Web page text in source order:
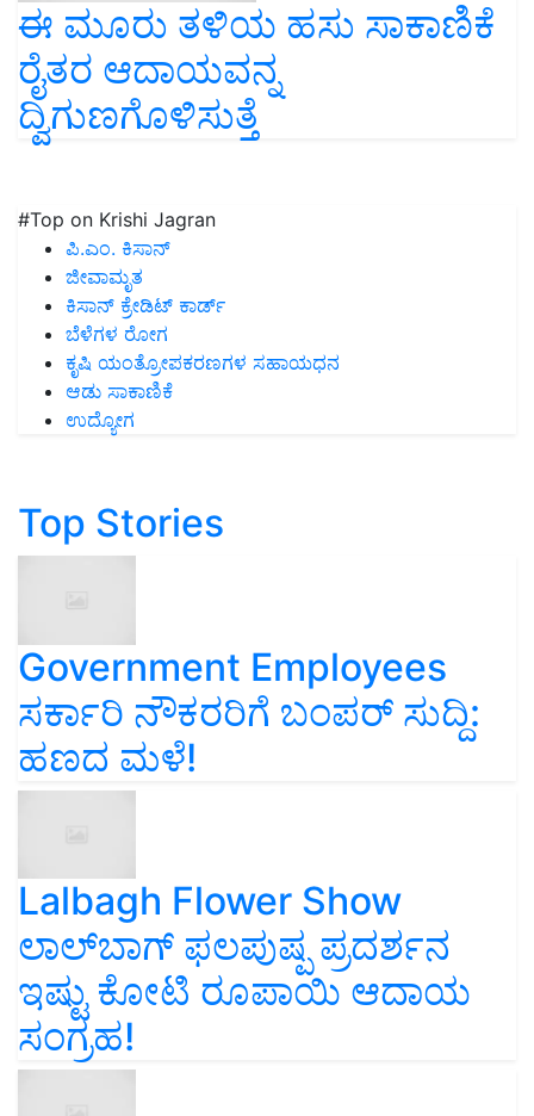
ಈ ಮೂರು ತಳಿಯ ಹಸು ಸಾಕಾಣಿಕೆ
ರೈತರ ಆದಾಯವನ್ನ
ದ್ವಿಗುಣಗೊಳಿಸುತ್ತೆ
#Top on Krishi Jagran
ಪಿ.ಎಂ. ಕಿಸಾನ್
ಜೀವಾಮೃತ
ಕಿಸಾನ್ ಕ್ರೇಡಿಟ್ ಕಾರ್ಡ್
ಬೆಳೆಗಳ ರೋಗ
ಕೃಷಿ ಯಂತ್ರೋಪಕರಣಗಳ ಸಹಾಯಧನ
ಆಡು ಸಾಕಾಣಿಕೆ
ಉದ್ಯೋಗ
Top Stories
Government Employees
ಸರ್ಕಾರಿ ನೌಕರರಿಗೆ ಬಂಪರ್‌ ಸುದ್ದಿ:
ಹಣದ ಮಳೆ!
Lalbagh Flower Show
ಲಾಲ್‌ಬಾಗ್ ಫಲಪುಷ್ಪ ಪ್ರದರ್ಶನ
ಇಷ್ಟು ಕೋಟಿ ರೂಪಾಯಿ ಆದಾಯ
ಸಂಗ್ರಹ!